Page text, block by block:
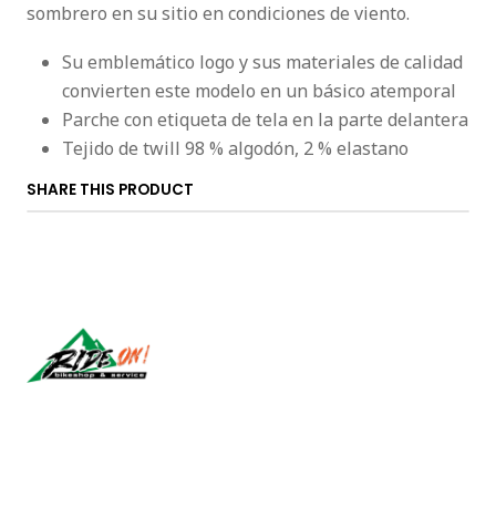
sombrero en su sitio en condiciones de viento.
Su emblemático logo y sus materiales de calidad
convierten este modelo en un básico atemporal
Parche con etiqueta de tela en la parte delantera
Tejido de twill 98 % algodón, 2 % elastano
SHARE THIS PRODUCT